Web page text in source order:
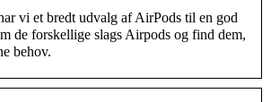
vi et bredt udvalg af AirPods til en god
de forskellige slags Airpods og find dem,
behov.